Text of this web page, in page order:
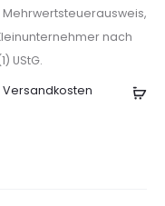
Mehrwertsteuerausweis,
nach
UStG.
Versandkosten